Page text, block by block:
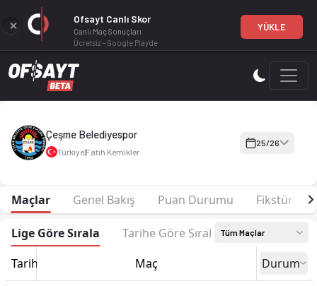
Çeşme Belediyespor 25-26 sezonu | İzmir Süper Amatör
Çeşme Belediyespor
Türkiye|Fatih Kemikler
25/26
Maçlar Genel Bakış Puan Durumu Fikstür
Lige Göre Sırala Tarihe Göre Sırala Tüm Maçlar
Tarih Maç Durum
Ofsayt Canlı Skor
Canlı Maç Sonuçları
Ücretsiz - Google Play'de
YÜKLE